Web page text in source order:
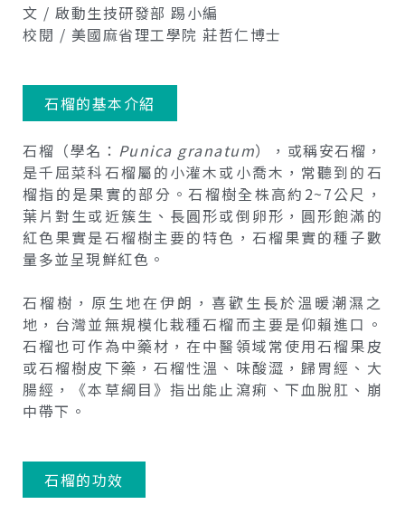
文 / 啟動生技研發部 踢小編
校閱 / 美國麻省理工學院 莊哲仁博士
石榴的基本介紹
石榴（學名： Punica granatum），或稱安石榴，
是千屈菜科石榴屬的小灌木或小喬木，常聽到的石
榴指的是果實的部分。石榴樹全株高約2~7公尺，
葉片對生或近簇生、長圓形或倒卵形，圓形飽滿的
紅色果實是石榴樹主要的特色，石榴果實的種子數
量多並呈現鮮紅色。
石榴樹，原生地在伊朗，喜歡生長於溫暖潮濕之
地，台灣並無規模化栽種石榴而主要是仰賴進口。
石榴也可作為中藥材，在中醫領域常使用石榴果皮
或石榴樹皮下藥，石榴性溫、味酸澀，歸胃經、大
腸經，《本草綱目》指出能止瀉痢、下血脫肛、崩
中帶下。
石榴的功效